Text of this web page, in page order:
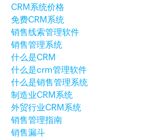
CRM系统价格
免费CRM系统
销售线索管理软件
销售管理系统
什么是CRM
什么是crm管理软件
什么是销售管理系统
制造业CRM系统
外贸行业CRM系统
销售管理指南
销售漏斗